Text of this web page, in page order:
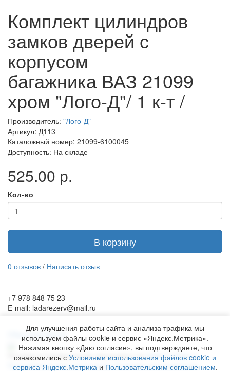
Комплект цилиндров
замков дверей с
корпусом
багажника ВАЗ 21099
хром "Лого-Д"/ 1 к-т /
Производитель: "Лого-Д"
Артикул: Д113
Каталожный номер: 21099-6100045
Доступность: На складе
525.00 р.
Кол-во
В корзину
0 отзывов / Написать отзыв
+7 978 848 75 23
E-mail: ladarezerv@mail.ru
Обратный звонок
Рекламу в Симферополе заказывают наwww.ra-salgir.ru.
Пользовательское соглашение Политика использования
Для улучшения работы сайта и анализа трафика мы
используем файлы cookie и сервис «Яндекс.Метрика».
Нажимая кнопку «Даю согласие», вы подтверждаете, что
ознакомились с Условиями использования файлов cookie и
сервиса Яндекс.Метрикаи Пользовательским соглашением.